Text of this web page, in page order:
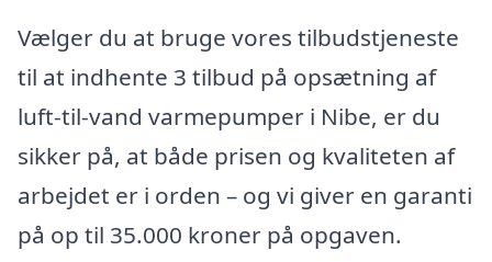
Vælger du at bruge vores tilbudstjeneste
til at indhente 3 tilbud på opsætning af
luft-til-vand varmepumper i Nibe, er du
sikker på, at både prisen og kvaliteten af
arbejdet er i orden – og vi giver en garanti
på op til 35.000 kroner på opgaven.